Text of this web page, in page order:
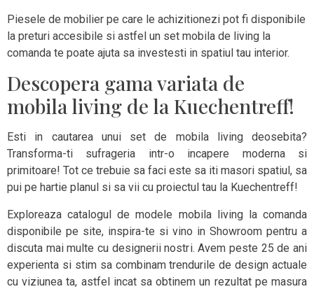
Piesele de mobilier pe care le achizitionezi pot fi disponibile
la preturi accesibile si astfel un set mobila de living la
comanda te poate ajuta sa investesti in spatiul tau interior.
Descopera gama variata de
mobila living de la Kuechentreff!
Esti in cautarea unui set de mobila living deosebita?
Transforma-ti sufrageria intr-o incapere moderna si
primitoare! Tot ce trebuie sa faci este sa iti masori spatiul, sa
pui pe hartie planul si sa vii cu proiectul tau la Kuechentreff!
Exploreaza catalogul de modele mobila living la comanda
disponibile pe site, inspira-te si vino in Showroom pentru a
discuta mai multe cu designerii nostri. Avem peste 25 de ani
experienta si stim sa combinam trendurile de design actuale
cu viziunea ta, astfel incat sa obtinem un rezultat pe masura